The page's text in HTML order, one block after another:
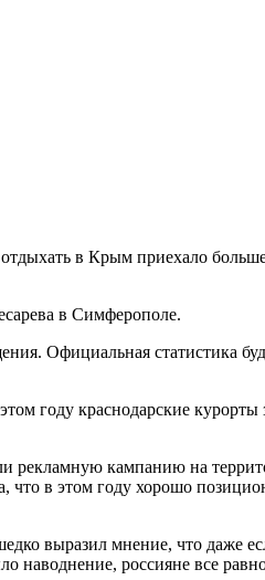
в Крым приехало
в Симферополе.
Официальная статистика
году краснодарские
рекламную кампанию на
в этом году хорошо
выразил мнение, что даже
наводнение, россияне все